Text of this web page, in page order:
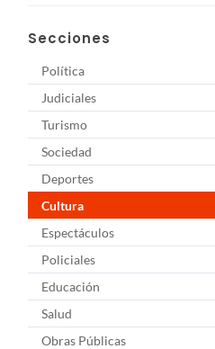
Secciones
Política
Judiciales
Turismo
Sociedad
Deportes
Cultura
Espectáculos
Policiales
Educación
Salud
Obras Públicas